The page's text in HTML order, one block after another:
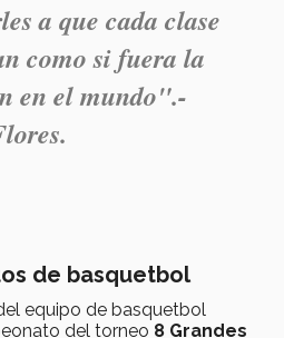
a que cada clase
como si fuera la
en el mundo".-
de basquetbol
equipo de basquetbol
del torneo 8 Grandes